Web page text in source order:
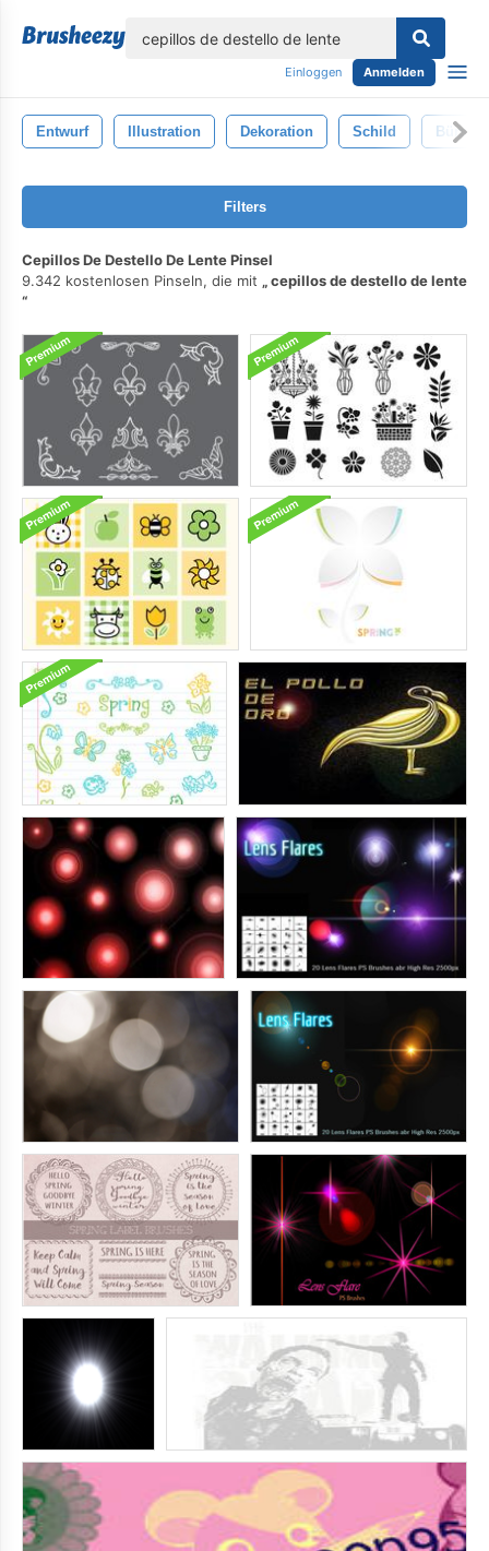
Einloggen Anmelden
Entwurf Illustration Dekoration Schild Bürsten
Filters
Cepillos De Destello De Lente Pinsel
9.342 kostenlosen Pinseln, die mit
cepillos de destello de lente